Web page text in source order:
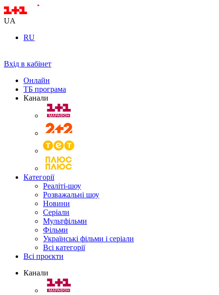
UA
RU
Вхід в кабінет
Онлайн
ТБ програма
Канали
Категорії
Реаліті-шоу
Розважальні шоу
Новини
Серіали
Мультфільми
Фільми
Українські фільми і серіали
Всі категорії
Всі проєкти
Канали